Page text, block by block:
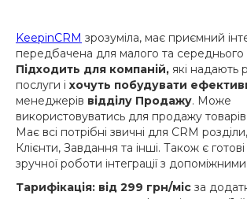
KeepinCRM зрозуміла, має приємний
передбачена для малого та середнього
Підходить для компаній, які надають
послуги і хочуть побудувати
менеджерів відділу Продажу. Може
використовуватись для продажу
Має всі потрібні звичні для CRM
Клієнти, Завдання та інші. Також є
зручної роботи інтеграції з
Тарифікація: від 299 грн/міс за